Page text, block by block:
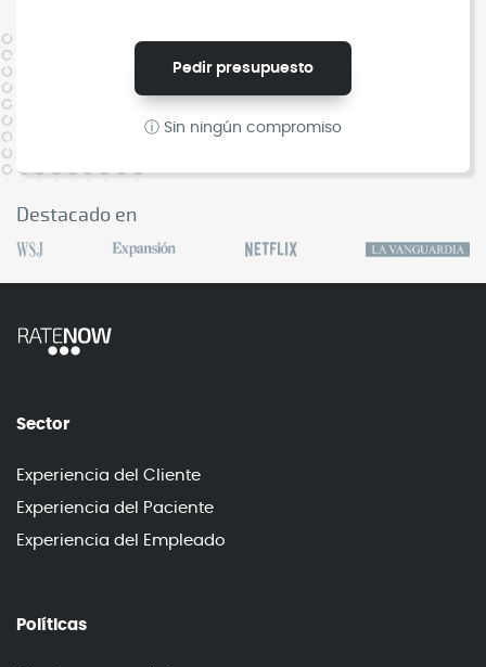
Pedir presupuesto
ⓘ Sin ningún compromiso
Destacado en
Sector
Experiencia del Cliente
Experiencia del Paciente
Experiencia del Empleado
Políticas